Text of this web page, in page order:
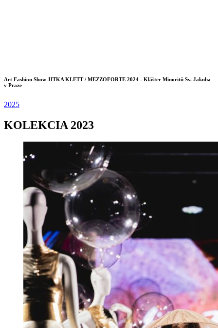
Art Fashion Show JITKA KLETT / MEZZOFORTE 2024 - Klášter Minoritů Sv. Jakuba
v Praze
2025
KOLEKCIA 2023